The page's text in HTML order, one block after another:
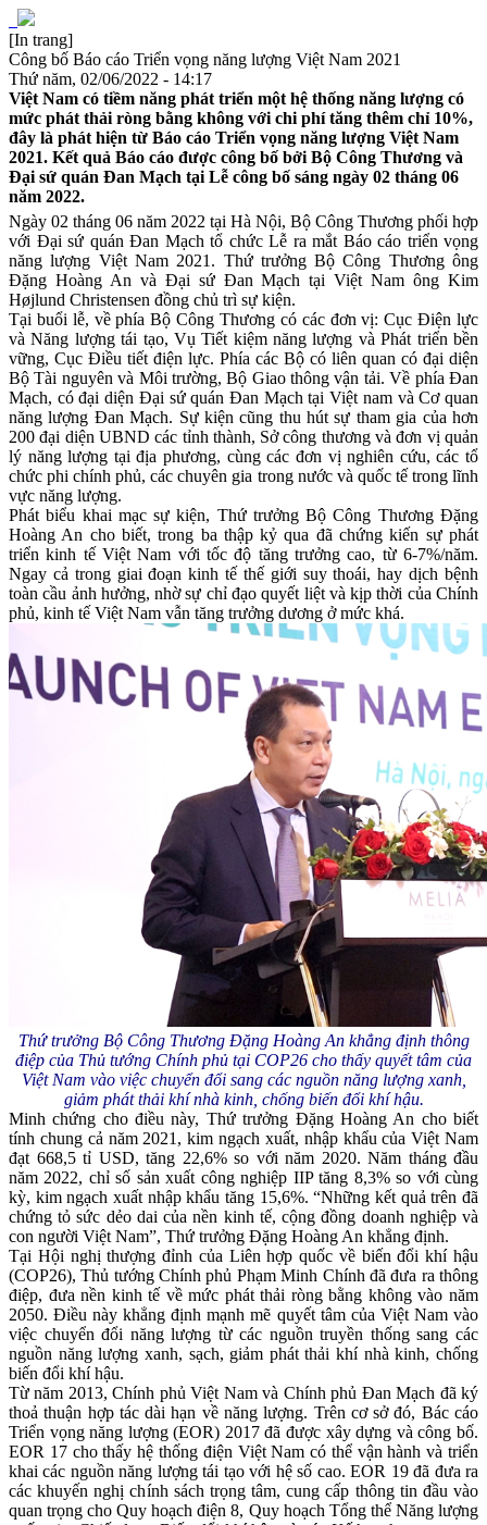
[In trang]
Công bố Báo cáo Triển vọng năng lượng Việt Nam 2021
Thứ năm, 02/06/2022 - 14:17
Việt Nam có tiềm năng phát triển một hệ thống năng lượng có
mức phát thải ròng bằng không với chi phí tăng thêm chỉ 10%,
đây là phát hiện từ Báo cáo Triển vọng năng lượng Việt Nam
2021. Kết quả Báo cáo được công bố bởi Bộ Công Thương và
Đại sứ quán Đan Mạch tại Lễ công bố sáng ngày 02 tháng 06
năm 2022.
Ngày 02 tháng 06 năm 2022 tại Hà Nội, Bộ Công Thương phối hợp
với Đại sứ quán Đan Mạch tổ chức Lễ ra mắt Báo cáo triển vọng
năng lượng Việt Nam 2021. Thứ trưởng Bộ Công Thương ông
Đặng Hoàng An và Đại sứ Đan Mạch tại Việt Nam ông Kim
Højlund Christensen đồng chủ trì sự kiện.
Tại buổi lễ, về phía Bộ Công Thương có các đơn vị: Cục Điện lực
và Năng lượng tái tạo, Vụ Tiết kiệm năng lượng và Phát triển bền
vững, Cục Điều tiết điện lực. Phía các Bộ có liên quan có đại diện
Bộ Tài nguyên và Môi trường, Bộ Giao thông vận tải. Về phía Đan
Mạch, có đại diện Đại sứ quán Đan Mạch tại Việt nam và Cơ quan
năng lượng Đan Mạch. Sự kiện cũng thu hút sự tham gia của hơn
200 đại diện UBND các tỉnh thành, Sở công thương và đơn vị quản
lý năng lượng tại địa phương, cùng các đơn vị nghiên cứu, các tổ
chức phi chính phủ, các chuyên gia trong nước và quốc tế trong lĩnh
vực năng lượng.
Phát biểu khai mạc sự kiện, Thứ trưởng Bộ Công Thương Đặng
Hoàng An cho biết, trong ba thập kỷ qua đã chứng kiến sự phát
triển kinh tế Việt Nam với tốc độ tăng trưởng cao, từ 6-7%/năm.
Ngay cả trong giai đoạn kinh tế thế giới suy thoái, hay dịch bệnh
toàn cầu ảnh hưởng, nhờ sự chỉ đạo quyết liệt và kịp thời của Chính
phủ, kinh tế Việt Nam vẫn tăng trưởng dương ở mức khá.
Thứ trưởng Bộ Công Thương Đặng Hoàng An khẳng định thông
điệp của Thủ tướng Chính phủ tại COP26 cho thấy quyết tâm của
Việt Nam vào việc chuyển đổi sang các nguồn năng lượng xanh,
giảm phát thải khí nhà kinh, chống biến đổi khí hậu.
Minh chứng cho điều này, Thứ trưởng Đặng Hoàng An cho biết
tính chung cả năm 2021, kim ngạch xuất, nhập khẩu của Việt Nam
đạt 668,5 tỉ USD, tăng 22,6% so với năm 2020. Năm tháng đầu
năm 2022, chỉ số sản xuất công nghiệp IIP tăng 8,3% so với cùng
kỳ, kim ngạch xuất nhập khẩu tăng 15,6%. “Những kết quả trên đã
chứng tỏ sức dẻo dai của nền kinh tế, cộng đồng doanh nghiệp và
con người Việt Nam”, Thứ trưởng Đặng Hoàng An khẳng định.
Tại Hội nghị thượng đỉnh của Liên hợp quốc về biến đổi khí hậu
(COP26), Thủ tướng Chính phủ Phạm Minh Chính đã đưa ra thông
điệp, đưa nền kinh tế về mức phát thải ròng bằng không vào năm
2050. Điều này khẳng định mạnh mẽ quyết tâm của Việt Nam vào
việc chuyển đổi năng lượng từ các nguồn truyền thống sang các
nguồn năng lượng xanh, sạch, giảm phát thải khí nhà kinh, chống
biến đổi khí hậu.
Từ năm 2013, Chính phủ Việt Nam và Chính phủ Đan Mạch đã ký
thoả thuận hợp tác dài hạn về năng lượng. Trên cơ sở đó, Bác cáo
Triển vọng năng lượng (EOR) 2017 đã được xây dựng và công bố.
EOR 17 cho thấy hệ thống điện Việt Nam có thể vận hành và triển
khai các nguồn năng lượng tái tạo với hệ số cao. EOR 19 đã đưa ra
các khuyến nghị chính sách trọng tâm, cung cấp thông tin đầu vào
quan trọng cho Quy hoạch điện 8, Quy hoạch Tổng thể Năng lượng